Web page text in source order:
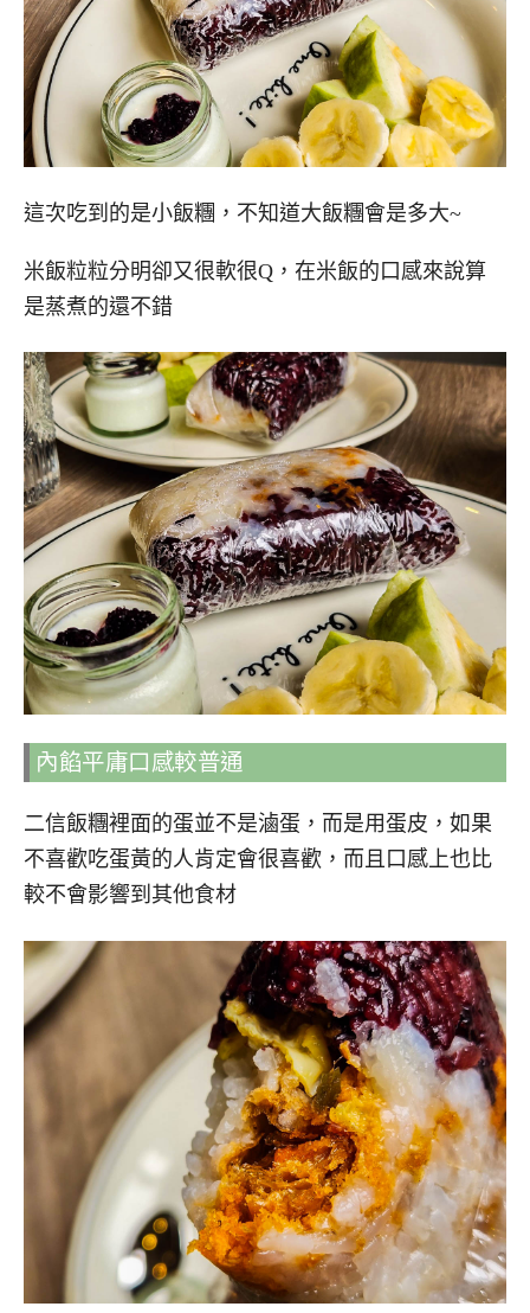
這次吃到的是小飯糰，不知道大飯糰會是多大~
米飯粒粒分明卻又很軟很Q，在米飯的口感來說算
是蒸煮的還不錯
內餡平庸口感較普通
二信飯糰裡面的蛋並不是滷蛋，而是用蛋皮，如果
不喜歡吃蛋黃的人肯定會很喜歡，而且口感上也比
較不會影響到其他食材